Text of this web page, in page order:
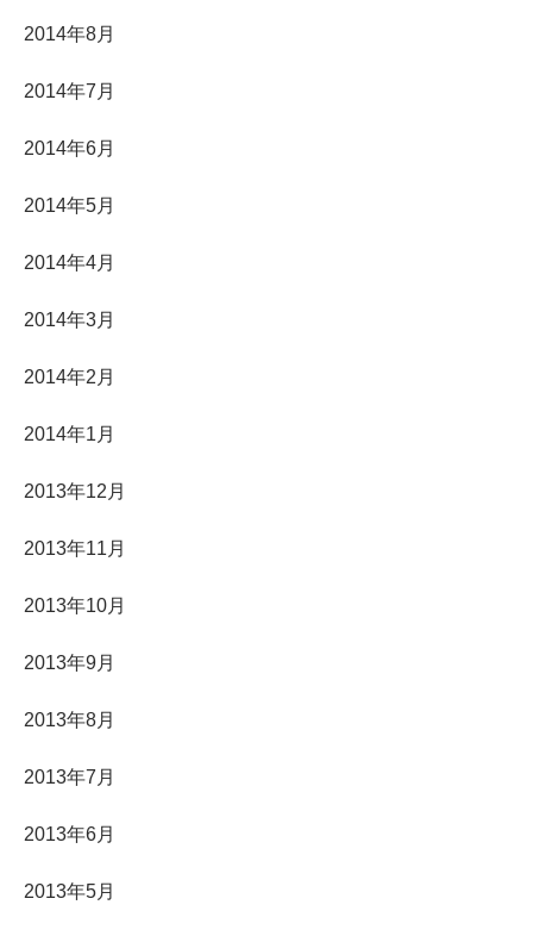
2014年8月
2014年7月
2014年6月
2014年5月
2014年4月
2014年3月
2014年2月
2014年1月
2013年12月
2013年11月
2013年10月
2013年9月
2013年8月
2013年7月
2013年6月
2013年5月